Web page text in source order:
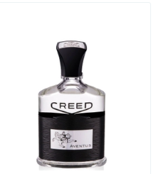
Hương gỗ